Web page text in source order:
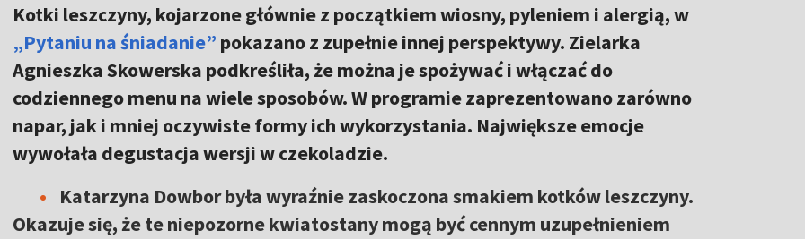
Kotki leszczyny, kojarzone głównie z początkiem wiosny, pyleniem i alergią, w
„Pytaniu na śniadanie” pokazano z zupełnie innej perspektywy. Zielarka
Agnieszka Skowerska podkreśliła, że można je spożywać i włączać do
codziennego menu na wiele sposobów. W programie zaprezentowano zarówno
napar, jak i mniej oczywiste formy ich wykorzystania. Największe emocje
wywołała degustacja wersji w czekoladzie.
Katarzyna Dowbor była wyraźnie zaskoczona smakiem kotków leszczyny.
Okazuje się, że te niepozorne kwiatostany mogą być cennym uzupełnieniem